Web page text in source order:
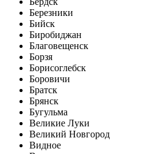
Березники
Бийск
Биробиджан
Благовещенск
Борзя
Борисоглебск
Боровичи
Братск
Брянск
Бугульма
Великие Луки
Великий Новгород
Видное